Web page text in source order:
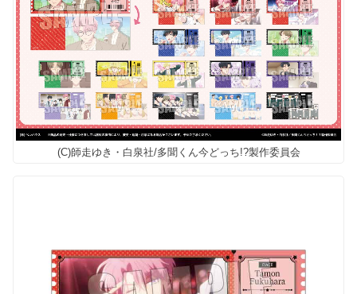
(C)師走ゆき・白泉社/多聞くん今どっち!?製作委員会